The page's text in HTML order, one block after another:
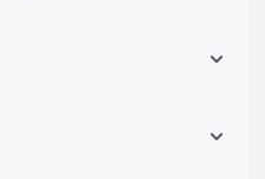
Flexibles